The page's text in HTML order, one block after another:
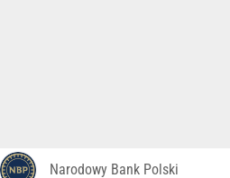
Narodowy Bank Polski